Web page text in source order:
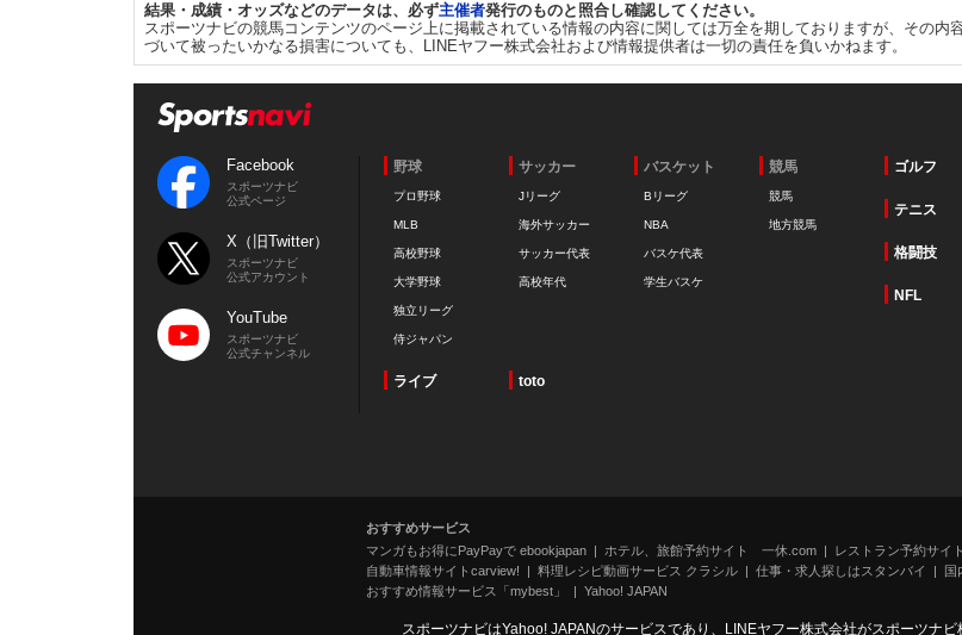
結果・成績・オッズなどのデータは、必ず主催者発行のものと照合し確認してください。
スポーツナビの競馬コンテンツのページ上に掲載されている情報の内容に関しては万全を期しておりますが、その
づいて被ったいかなる損害についても、LINEヤフー株式会社および情報提供者は一切の責任を負いかねます。
Facebook
スポーツナビ
公式ページ
X（旧Twitter）
スポーツナビ
公式アカウント
YouTube
スポーツナビ
公式チャンネル
野球
プロ野球
MLB
高校野球
大学野球
独立リーグ
侍ジャパン
サッカー
Jリーグ
海外サッカー
サッカー代表
高校年代
バスケット
Bリーグ
NBA
バスケ代表
学生バスケ
競馬
競馬
地方競馬
ゴルフ
テニス
格闘技
NFL
ライブ toto
おすすめサービス
マンガもお得にPayPayで ebookjapan
ホテル、旅館予約サイト 一休.com
レストラン予約サ
自動車情報サイトcarview!
料理レシピ動画サービス クラシル 仕事・求人探しはスタンバイ
国
おすすめ情報サービス「mybest」
Yahoo! JAPAN
スポーツナビはYahoo! JAPANのサービスであり、LINEヤフー株式会社がスポーツナビ